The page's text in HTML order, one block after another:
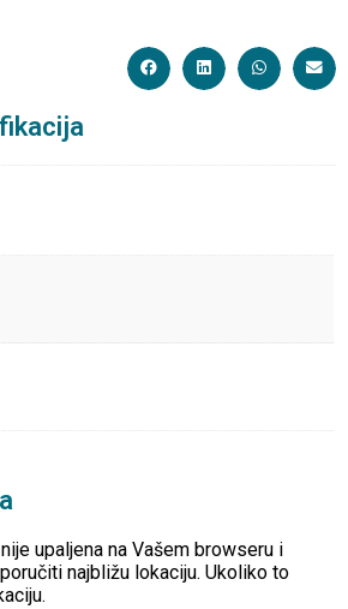
upaljena na Vašem browseru i
najbližu lokaciju. Ukoliko to